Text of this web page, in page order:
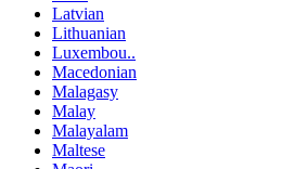
Latvian
Lithuanian
Luxembou..
Macedonian
Malagasy
Malay
Malayalam
Maltese